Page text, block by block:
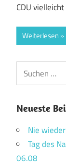
CDU vielleicht
Weiterlesen
Suchen
nach:
Neueste
Nie
Tag des
06.08